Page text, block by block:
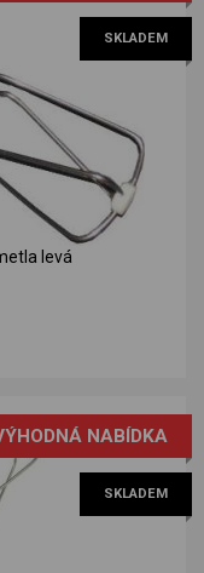
SKLADEM
levá
NABÍDKA
SKLADEM